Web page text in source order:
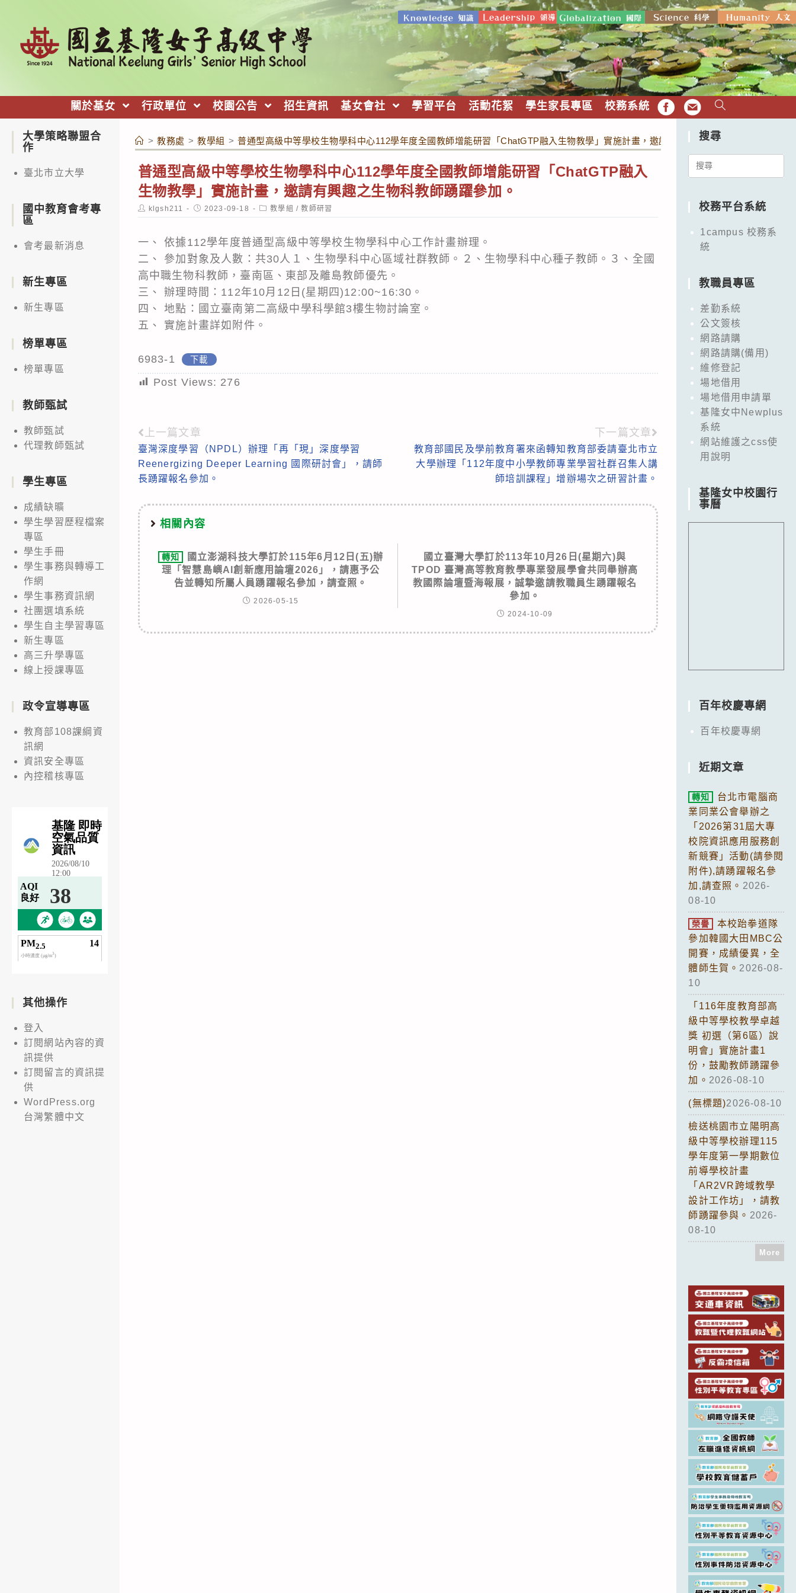
關於基女 行政單位 校園公告 招生資訊 基女會社 學習平台 活動花絮 學生家長專區 校務系統 FB EMAIL
> 教務處 > 教學組 > 普通型高級中等學校生物學科中心112學年度全國教師增能研習「ChatGTP融入生物教學」實施計畫，邀請有興趣之生物科教師踴躍參加。
普通型高級中等學校生物學科中心112學年度全國教師增能研習「ChatGTP融入
生物教學」實施計畫，邀請有興趣之生物科教師踴躍參加。
Post
author:
klgsh211
Post
published:
2023-09-18
Post
category:
教學組 / 教師研習
一、 依據112學年度普通型高級中等學校生物學科中心工作計畫辦理。
二、 參加對象及人數：共30人１、生物學科中心區域社群教師。２、生物學科中心種子教師。３、全國
高中職生物科教師，臺南區、東部及離島教師優先。
三、 辦理時間：112年10月12日(星期四)12:00~16:30。
四、 地點：國立臺南第二高級中學科學館3樓生物討論室。
五、 實施計畫詳如附件。
6983-1 下載
Post Views: 276
Read
more
articles
上一篇文章
臺灣深度學習（NPDL）辦理「再「現」深度學習
Reenergizing Deeper Learning 國際研討會」，請師
長踴躍報名參加。
下一篇文章
教育部國民及學前教育署來函轉知教育部委請臺北市立
大學辦理「112年度中小學教師專業學習社群召集人講
師培訓課程」增辦場次之研習計畫。
相關內容
轉知
國立澎湖科技大學訂於115年6月12日(五)辦
理「智慧島嶼AI創新應用論壇2026」，請惠予公
告並轉知所屬人員踴躍報名參加，請查照。
2026-05-15
國立臺灣大學訂於113年10月26日(星期六)與
TPOD 臺灣高等教育教學專業發展學會共同舉辦高
教國際論壇暨海報展，誠摯邀請教職員生踴躍報名
參加。
2024-10-09
大學策略聯盟合
作
臺北市立大學
國中教育會考專
區
會考最新消息
新生專區
新生專區
榜單專區
榜單專區
教師甄試
教師甄試
代理教師甄試
學生專區
成績缺曠
學生學習歷程檔案
專區
學生手冊
學生事務與轉導工
作網
學生事務資訊網
社團選填系統
學生自主學習專區
新生專區
高三升學專區
線上授課專區
政令宣導專區
教育部108課綱資
訊網
資訊安全專區
內控稽核專區
其他操作
登入
訂閱網站內容的資
訊提供
訂閱留言的資訊提
供
WordPress.org
台灣繁體中文
搜尋
Search
校務平台系統
1campus 校務系
統
教職員專區
差勤系統
公文簽核
網路請購
網路請購(備用)
維修登記
場地借用
場地借用申請單
基隆女中Newplus
系統
網站維護之css使
用說明
基隆女中校園行
事曆
百年校慶專網
百年校慶專網
近期文章
轉知
台北市電腦商
業同業公會舉辦之
「2026第31屆大專
校院資訊應用服務創
新競賽」活動(請參閱
附件),請踴躍報名參
加,請查照。 2026-
08-10
榮譽
本校跆拳道隊
參加韓國大田MBC公
開賽，成績優異，全
體師生賀。 2026-08-
10
「116年度教育部高
級中等學校教學卓越
獎 初選（第6區）說
明會」實施計畫1
份，鼓勵教師踴躍參
加。 2026-08-10
(無標題)2026-08-10
檢送桃園市立陽明高
級中等學校辦理115
學年度第一學期數位
前導學校計畫
「AR2VR跨域教學
設計工作坊」，請教
師踴躍參與。 2026-
08-10
More